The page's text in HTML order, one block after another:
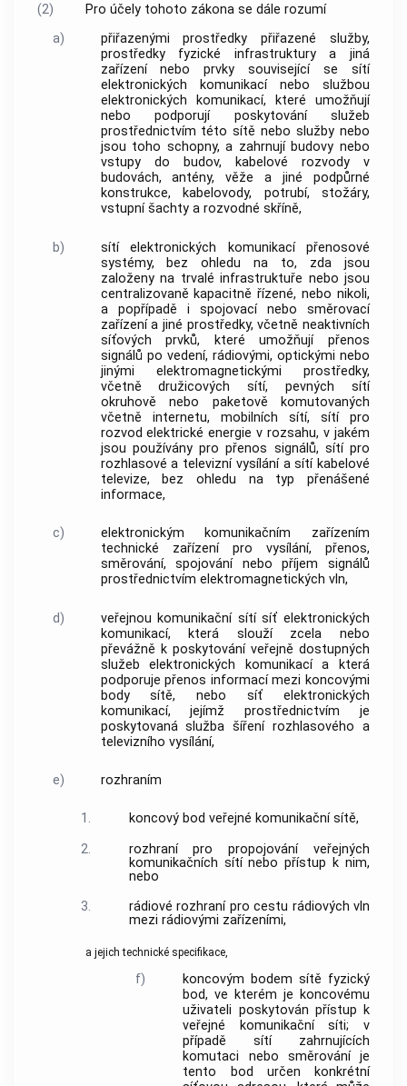
(2)
Pro účely tohoto zákona se dále rozumí
a)
přiřazenými prostředky přiřazené služby,
prostředky fyzické infrastruktury a jiná
zařízení nebo prvky související se sítí
elektronických komunikacínebo službou
elektronických komunikací, které umožňují
nebo podporují poskytování služeb
prostřednictvím této sítě nebo služby nebo
jsou toho schopny, a zahrnují budovy nebo
vstupy do budov, kabelové rozvody v
budovách, antény, věže a jiné podpůrné
konstrukce, kabelovody, potrubí, stožáry,
vstupní šachty a rozvodné skříně,
b) sítí elektronických komunikacípřenosové
systémy, bez ohledu na to, zda jsou
založeny na trvalé infrastruktuře nebo jsou
centralizovaně kapacitně řízené, nebo nikoli,
a popřípadě i spojovací nebo směrovací
zařízení a jiné prostředky, včetně neaktivních
síťových prvků, které umožňují přenos
signálů po vedení, rádiovými, optickými nebo
jinými elektromagnetickými prostředky,
včetně družicových sítí, pevných sítí
okruhově nebo paketově komutovaných
včetně internetu, mobilních sítí, sítí pro
rozvod elektrické energie v rozsahu, v jakém
jsou používány pro přenos signálů, sítí pro
rozhlasové a televizní vysílání a sítí kabelové
televize, bez ohledu na typ přenášené
informace,
c)
elektronickým komunikačním zařízením
technické zařízení pro vysílání, přenos,
směrování, spojování nebo příjem signálů
prostřednictvím elektromagnetických vln,
d) veřejnou komunikační sítísíť elektronických
komunikací, která slouží zcela nebo
převážně k poskytování veřejně dostupných
služeb elektronických komunikacía která
podporuje přenos informací mezi koncovými
body sítě, nebosíť elektronických
komunikací, jejímž prostřednictvím je
poskytovaná služba šíření rozhlasového a
televizního vysílání,
e) rozhraním
1. koncový bod veřejné komunikační sítě,
2.
rozhraní pro propojování veřejných
komunikačních sítínebopřístup k nim,
nebo
3.
rádiové rozhraní pro cestu rádiových vln
mezi rádiovými zařízeními,
a jejich technické specifikace,
f) koncovým bodem sítě fyzický
bod, ve kterém je koncovému
uživateli poskytován přístup k
veřejné komunikační síti; v
případě sítí zahrnujících
komutaci nebo směrování je
tento bod určen konkrétní